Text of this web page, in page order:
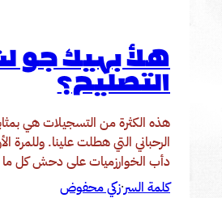
هلأ بهيك جو
التصليح؟
هذه الكثرة من التسجيلات هي
الرحباني التي هطلت علينا. وللمرة
دأب الخوارزميات على دحش كل ما
كلمة السر·زكي محفوض